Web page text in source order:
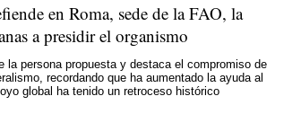
en Roma, sede de la FAO, la
a presidir el organismo
la persona propuesta y destaca el compromiso de
recordando que ha aumentado la ayuda al
global ha tenido un retroceso histórico